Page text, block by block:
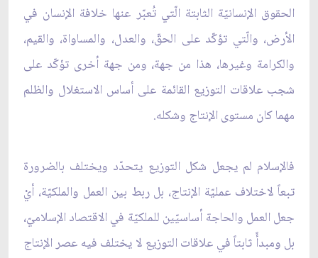
الحقوق الإنسانيّة الثابتة الّتي تُعبّر عنها خلافة الإنسان في
الأرض، والّتي تؤكّد على الحقّ، والعدل، والمساواة، والقيم،
والكرامة وغيرها، هذا من جهة، ومن جهة أخرى تؤكّد على
شجب علاقات التوزيع القائمة على أساس الاستغلال والظلم
مهما كان مستوى الإنتاج وشكله.
فالإسلام لم يجعل شكل التوزيع يتحدّد ويختلف بالضرورة
تبعاً لاختلاف عمليّة الإنتاج، بل ربط بين العمل والملكيّة، أيْ
جعل العمل والحاجة أساسيّين للملكيّة في الاقتصاد الإسلاميّ،
بل ومبدأً ثابتاً في علاقات التوزيع لا يختلف فيه عصر الإنتاج